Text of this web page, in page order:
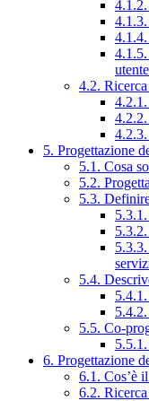
utente
4.2.
5. Progettazione
5.1. Cosa
5.2.
5.3.
5.4.
5.5. Co-
6. Progettazione
6.1. Cos’è
6.2.